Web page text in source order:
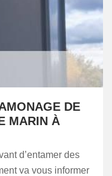
DE
MARIN À
d’entamer des
va vous informer